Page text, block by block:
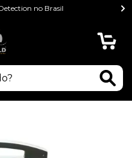
no Brasil